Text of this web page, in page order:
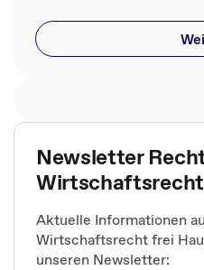
Newsletter
Wirtschaftsrecht
Aktuelle Informationen
Wirtschaftsrecht frei
unseren Newsletter: